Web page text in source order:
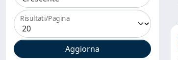
Risultati/Pagina